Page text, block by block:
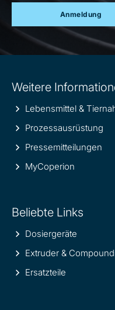
Anmeldung
information
Weitere
Lebensmittel &
Prozessausrüstung
Pressemitteilungen
MyCoperion
Beliebte Links
Dosiergeräte
Extruder &
Ersatzteile